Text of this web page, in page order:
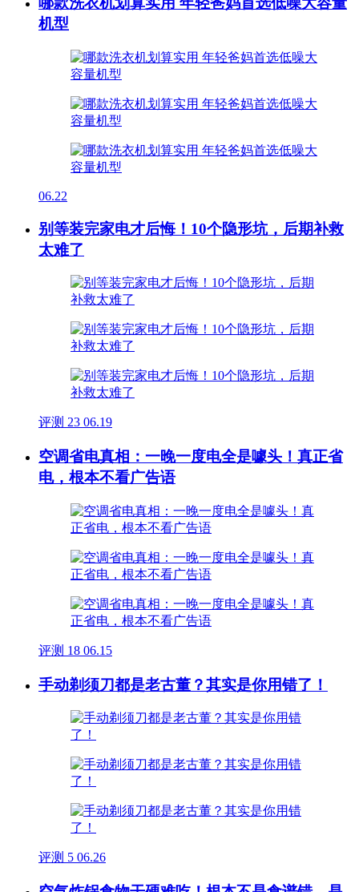
机型
06.22
别等装完家电才后悔！10个隐形坑，后期补救
太难了
评测 23 06.19
空调省电真相：一晚一度电全是噱头！真正省
电，根本不看广告语
评测 18 06.15
手动剃须刀都是老古董？其实是你用错了！
评测 5 06.26